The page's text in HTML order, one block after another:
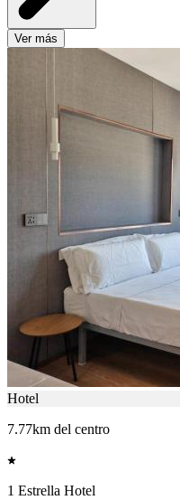
Ver más
Hotel
7.77km del centro
1 Estrella Hotel